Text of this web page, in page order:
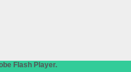
Flash Player.